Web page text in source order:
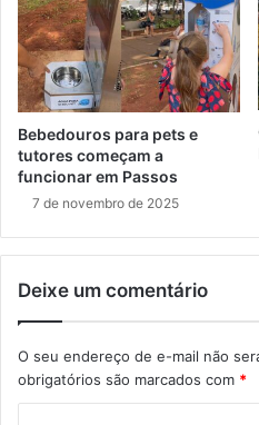
Bebedouros para pets e
tutores começam a
funcionar em Passos
7 de novembro de 2025
Deixe um comentário
O seu endereço de e-mail não
obrigatórios são marcados com *